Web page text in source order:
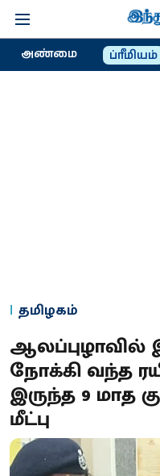
அண்மை ப்ரீமியம்
தமிழகம்
நோக்கி வந்த
இருந்த 9 மாத
மீட்பு